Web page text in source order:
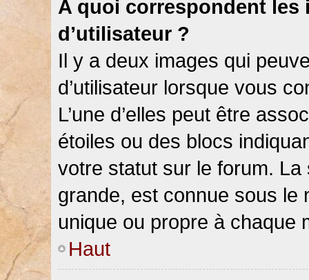
A quoi correspondent les
d’utilisateur ?
Il y a deux images qui
d’utilisateur lorsque vous
L’une d’elles peut être
étoiles ou des blocs
votre statut sur le forum.
grande, est connue sous le
unique ou propre à chaque
Haut